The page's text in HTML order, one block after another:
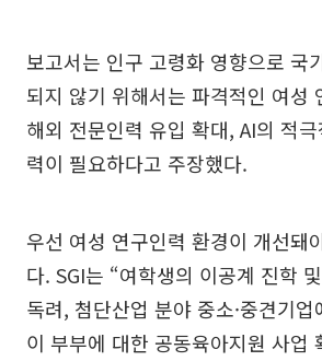
보고서는 인구 고령화 영향으로 국
되지 않기 위해서는 파격적인 여성
해외 전문인력 유입 확대, AI의 적
력이 필요하다고 주장했다.
우선 여성 연구인력 환경이 개선돼
다. SGI는 “여학생의 이공계 진학
독려, 첨단산업 분야 중소·중견기
이 부부에 대한 공동육아지원 사업